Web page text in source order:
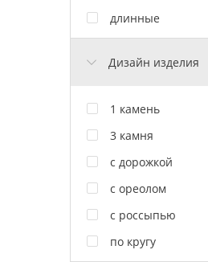
длинные
Дизайн изделия
1 камень
3 камня
с дорожкой
с ореолом
с россыпью
по кругу